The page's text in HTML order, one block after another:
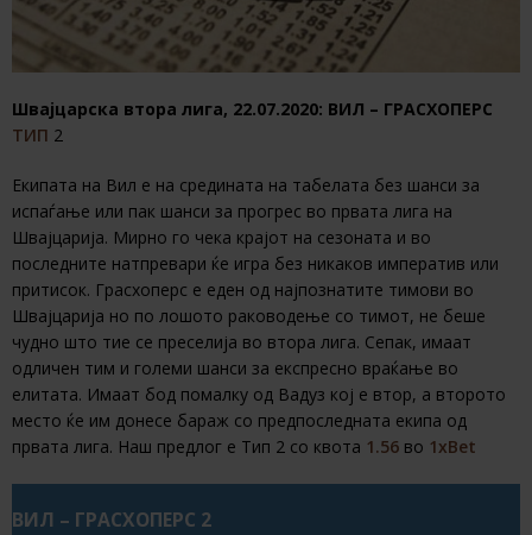
Швајцарска втора лига, 22.07.2020: ВИЛ – ГРАСХОПЕРС
ТИП 2
Екипата на Вил е на средината на табелата без шанси за
испаѓање или пак шанси за прогрес во првата лига на
Швајцарија. Мирно го чека крајот на сезоната и во
последните натпревари ќе игра без никаков императив или
притисок. Грасхоперс е еден од најпознатите тимови во
Швајцарија но по лошото раководење со тимот, не беше
чудно што тие се преселија во втора лига. Сепак, имаат
одличен тим и големи шанси за експресно враќање во
елитата. Имаат бод помалку од Вадуз кој е втор, а второто
место ќе им донесе бараж со предпоследната екипа од
првата лига. Наш предлог е Тип 2 со квота 1.56 во 1xBet
ВИЛ – ГРАСХОПЕРС 2